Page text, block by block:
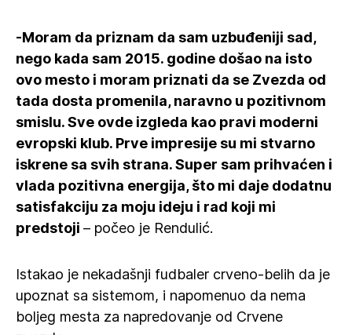
-Moram da priznam da sam uzbuđeniji sad,
nego kada sam 2015. godine došao na isto
ovo mesto i moram priznati da se Zvezda od
tada dosta promenila, naravno u pozitivnom
smislu. Sve ovde izgleda kao pravi moderni
evropski klub. Prve impresije su mi stvarno
iskrene sa svih strana. Super sam prihvaćen i
vlada pozitivna energija, što mi daje dodatnu
satisfakciju za moju ideju i rad koji mi
predstoji – počeo je Rendulić.
Istakao je nekadašnji fudbaler crveno-belih da je
upoznat sa sistemom, i napomenuo da nema
boljeg mesta za napredovanje od Crvene